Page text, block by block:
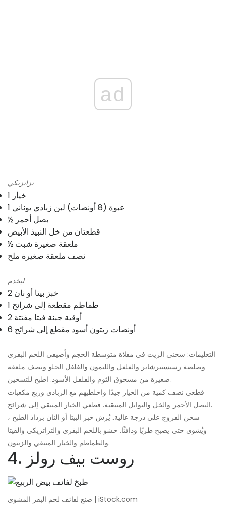
ad
تزاتزيكي
1 خيار
1 عبوة (8 أونصات) لبن زبادي يوناني
½ بصل أحمر
قطعتان من خل النبيذ الأبيض
½ ملعقة صغيرة شبت
نصف ملعقة صغيرة ملح
ليخدم
2 خبز بيتا أو نان
1 طماطم مقطعة إلى شرائح
2 أوقية جبنة فيتا مفتتة
6 أونصات زيتون أسود مقطع إلى شرائح
التعليمات: سخني الزيت في مقلاة متوسطة الحجم وأضيفي اللحم البقري
وصلصة رسيستيرشاير والفلفل والليمون والفلفل الحلو ونصف ملعقة
صغيرة من مسحوق الثوم والفلفل الأسود. اطبخ للتسخين.
قطعي نصف كمية من الخيار جيدًا واخلطيهم مع الزبادي وربع مكعبات
البصل الأحمر والخل والتوابل المتبقية. قطعي الخيار المتبقي إلى شرائح.
سخن الفروج على درجة عالية. يُرش خبز البيتا أو النان برذاذ الطبخ ،
ويُشوى حتى يصبح طريًا ودافئًا. حشو باللحم البقري والتزاتزيكي والفيتا
والطماطم والخيار المتبقي والزيتون.
4. روست بيف رولز
صنع لفائف لحم البقر المشوي | iStock.com